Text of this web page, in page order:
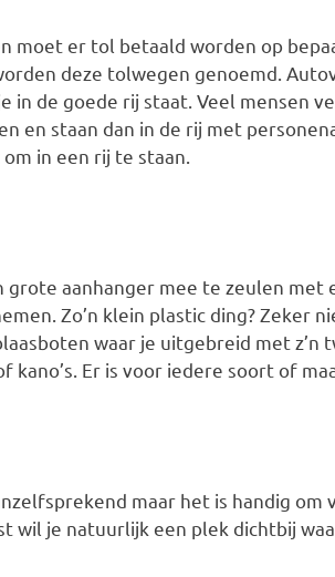
moet er tol betaald worden op
deze tolwegen genoemd.
in de goede rij staat. Veel mensen
en staan dan in de rij met
in een rij te staan.
grote aanhanger mee te zeulen
Zo’n klein plastic ding? Zeker
waar je uitgebreid met
kano’s. Er is voor iedere soort of
maar het is handig
wil je natuurlijk een plek dichtbij